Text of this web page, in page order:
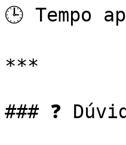
🕒 Tempo
***
### ❓